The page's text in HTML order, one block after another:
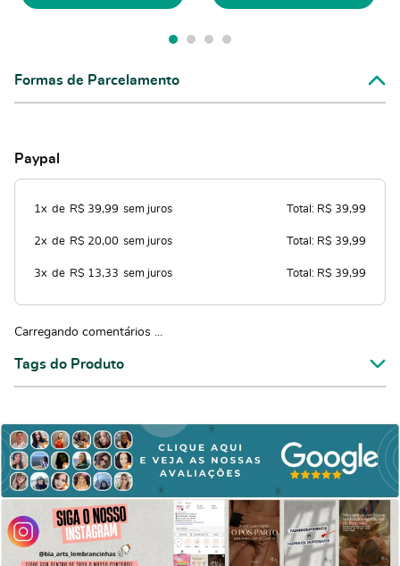
Formas de Parcelamento
Paypal
1x de R$ 39,99 sem juros Total: R$ 39,99
2x de R$ 20,00 sem juros Total: R$ 39,99
3x de R$ 13,33 sem juros Total: R$ 39,99
Carregando comentários ...
Tags do Produto